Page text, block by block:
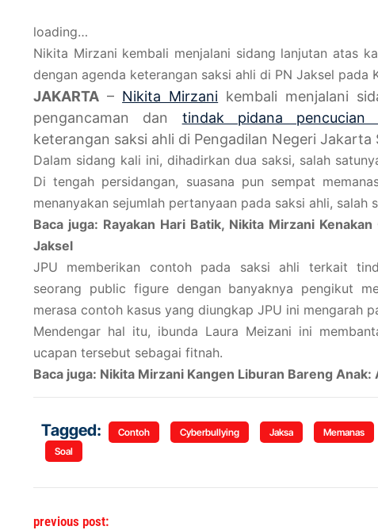
loading…
Nikita Mirzani kembali menjalani sidang lanjutan atas
dengan agenda keterangan saksi ahli di PN Jaksel pada
JAKARTA – Nikita Mirzani kembali menjalani
pengancaman dan tindak pidana pencucian
keterangan saksi ahli di Pengadilan Negeri
Dalam sidang kali ini, dihadirkan dua saksi, salah
Di tengah persidangan, suasana pun sempat
menanyakan sejumlah pertanyaan pada saksi ahli, salah
Baca juga: Rayakan Hari Batik, Nikita Mirzani
Jaksel
JPU memberikan contoh pada saksi ahli terkait
seorang public figure dengan banyaknya pengikut
merasa contoh kasus yang diungkap JPU ini mengarah
Mendengar hal itu, ibunda Laura Meizani ini
ucapan tersebut sebagai fitnah.
Baca juga: Nikita Mirzani Kangen Liburan Bareng Anak:
Tagged: Contoh Cyberbullying Jaksa Memanas
Soal
Navigasi pos
previous post: